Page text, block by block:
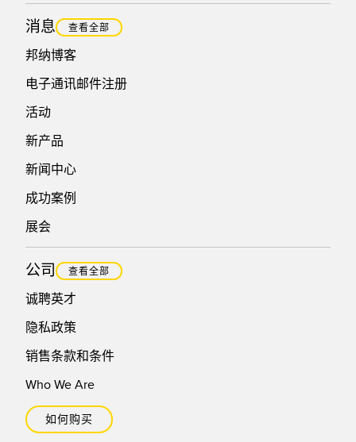
消息 查看全部
邦纳博客
电子通讯邮件注册
活动
新产品
新闻中心
成功案例
展会
公司 查看全部
诚聘英才
隐私政策
销售条款和条件
Who We Are
如何购买